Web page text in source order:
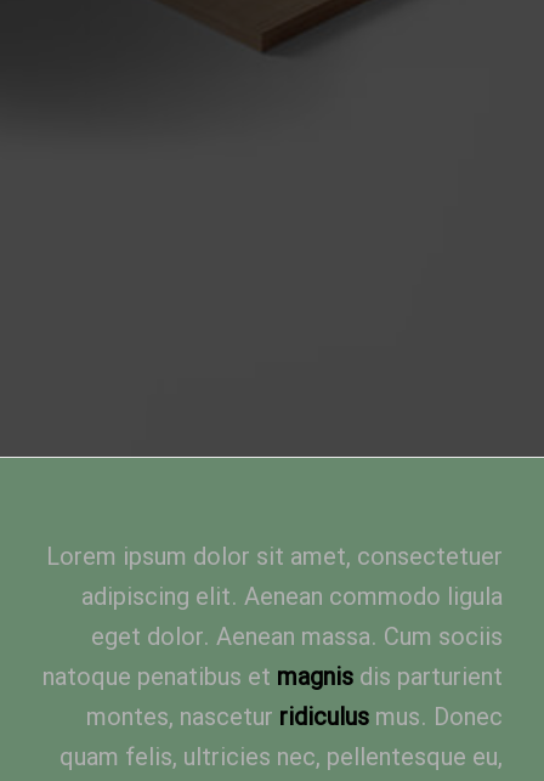
Lorem ipsum dolor sit amet, consectetuer
adipiscing elit. Aenean commodo ligula
eget dolor. Aenean massa. Cum sociis
natoque penatibus et magnis dis parturient
montes, nascetur ridiculus mus. Donec
quam felis, ultricies nec, pellentesque eu,